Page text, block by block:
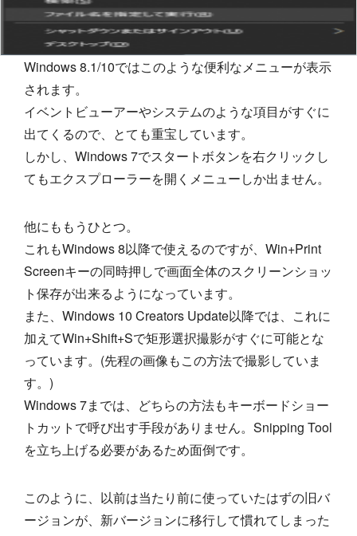
Windows 8.1/10ではこのような便利なメニューが表示
されます。
イベントビューアーやシステムのような項目がすぐに
出てくるので、とても重宝しています。
しかし、Windows 7でスタートボタンを右クリックし
てもエクスプローラーを開くメニューしか出ません。
他にももうひとつ。
これもWindows 8以降で使えるのですが、Win+Print
Screenキーの同時押しで画面全体のスクリーンショッ
ト保存が出来るようになっています。
また、Windows 10 Creators Update以降では、これに
加えてWin+Shift+Sで矩形選択撮影がすぐに可能とな
っています。(先程の画像もこの方法で撮影していま
す。)
Windows 7までは、どちらの方法もキーボードショー
トカットで呼び出す手段がありません。Snipping Tool
を立ち上げる必要があるため面倒です。
このように、以前は当たり前に使っていたはずの旧バ
ージョンが、新バージョンに移行して慣れてしまった